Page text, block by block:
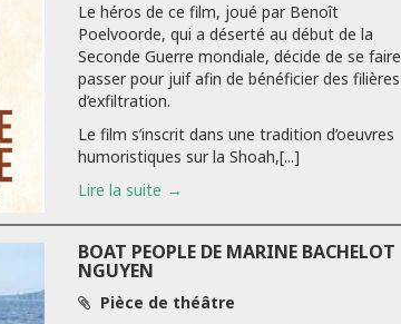
Le héros de ce film, joué par Benoît
Poelvoorde, qui a déserté au début de la
Seconde Guerre mondiale, décide de se faire
passer pour juif afin de bénéficier des filières
d’exfiltration.
Le film s’inscrit dans une tradition d’oeuvres
humoristiques sur la Shoah,[...]
Lire la suite
BOAT PEOPLE DE MARINE BACHELOT
NGUYEN
Pièce de théâtre